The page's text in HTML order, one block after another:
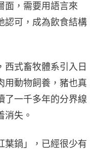
面，需要用語言來
認可，成為飲食結構
西式畜牧體系引入日
用動物飼養，豬也真
了一千多年的分界線
消失。
葉鍋」，已經很少有